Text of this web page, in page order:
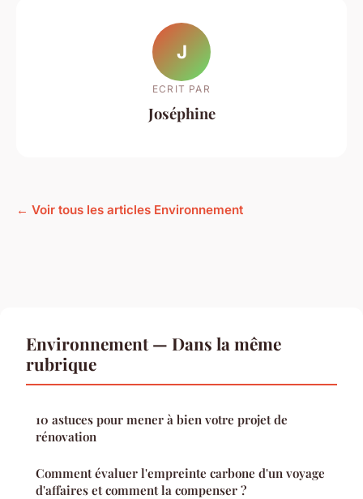
J
ECRIT PAR
Joséphine
← Voir tous les articles Environnement
Environnement — Dans la même
rubrique
10 astuces pour mener à bien votre projet de
rénovation
Comment évaluer l'empreinte carbone d'un voyage
d'affaires et comment la compenser ?